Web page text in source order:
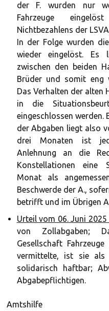
der F. wurden nur
Fahrzeuge
Nichtbezahlens der
In der Folge wurden
wieder eingelöst. Es
zwischen den beiden
Brüder und somit eng
Das Verhalten der alten
in die
eingeschlossen werden.
der Abgaben liegt also
drei Monaten ist
Anlehnung an die
Konstellationen eine
Monat als
Beschwerde der A.,
betrifft und im Übrigen
Urteil vom 06. Juni
von Zollabgaben;
Gesellschaft
vermittelte, ist sie als
solidarisch haftbar;
Abgabepflichtigen.
Amtshilfe